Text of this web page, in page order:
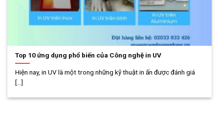
Top 10 ứng dụng phổ biến của Công nghệ in UV
Hiện nay, in UV là một trong những kỹ thuật in ấn được đánh giá
[...]